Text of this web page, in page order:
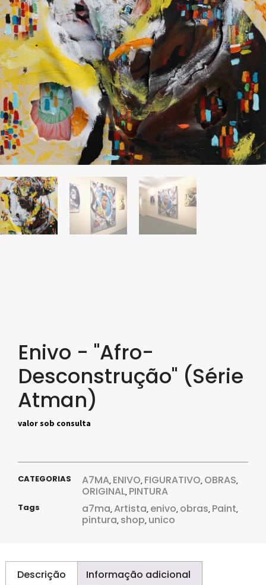
Enivo - "Afro-
Desconstrução" (Série
Atman)
valor sob consulta
CATEGORIAS A7MA, ENIVO, FIGURATIVO, OBRAS,
ORIGINAL, PINTURA
Tags a7ma,Artista, enivo, obras, Paint,
pintura, shop, unico
Descrição Informação adicional